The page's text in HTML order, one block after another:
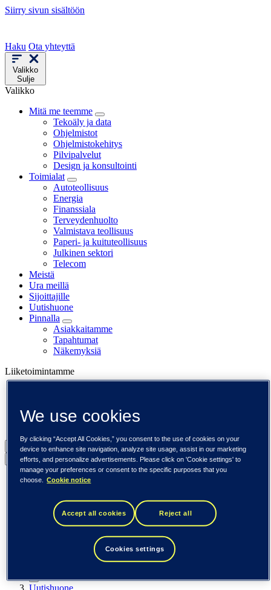
Siirry sivun sisältöön
Haku Ota yhteyttä
Valikko
Sulje
Valikko
Mitä me teemme
Tekoäly ja data
Ohjelmistot
Ohjelmistokehitys
Pilvipalvelut
Design ja konsultointi
Toimialat
Autoteollisuus
Energia
Finanssiala
Terveydenhuolto
Valmistava teollisuus
Paperi- ja kuituteollisuus
Julkinen sektori
Telecom
Meistä
Ura meillä
Sijoittajille
Uutishuone
Pinnalla
Asiakkaitamme
Tapahtumat
Näkemyksiä
Liiketoimintamme
Tieto Indtech
Tieto Tech Consulting
Suomi (suomi)
Back to menu
Globaali (English)
Espanja / Iberia (español)
Ruotsi (svenska)
Norja (norsk)
Yhdysvallat (English)
Uutishuone
We use cookies
By clicking “Accept All Cookies,” you consent to the use of cookies on your
device to enhance site navigation, analyze site usage, assist in our marketing
efforts, and personalize advertisements. Please click on 'Cookie settings' to
manage your preferences or consent to the specific purposes that you
choose.
Cookie notice
Accept all cookies Reject all
Cookies settings